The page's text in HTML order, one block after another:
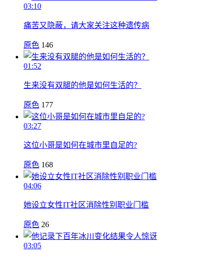
03:10
痛苦又隐蔽，请大家关注这种遗传病
原色 146
01:52
生来没有双腿的他是如何生活的？
原色 177
03:27
这位小哥是如何在城市里自足的?
原色 168
04:06
她设立女性IT社区消除性别职业门槛
原色 26
03:05